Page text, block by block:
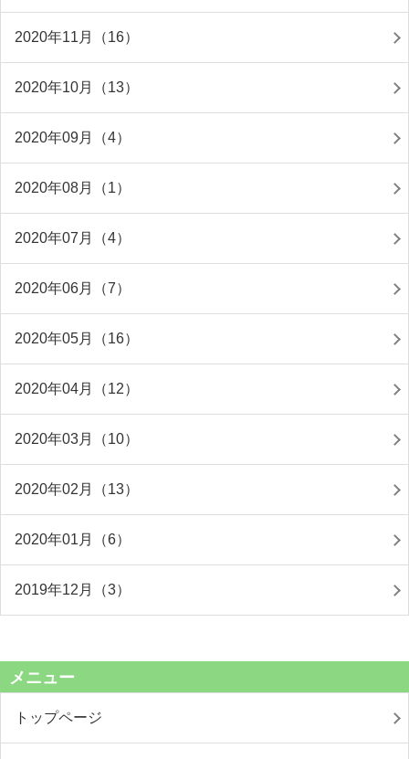
2020年11月（16）
2020年10月（13）
2020年09月（4）
2020年08月（1）
2020年07月（4）
2020年06月（7）
2020年05月（16）
2020年04月（12）
2020年03月（10）
2020年02月（13）
2020年01月（6）
2019年12月（3）
メニュー
トップページ